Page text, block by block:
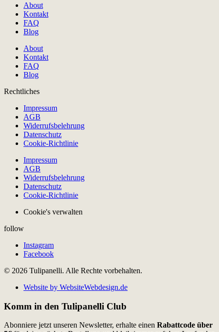
About
Kontakt
FAQ
Blog
About
Kontakt
FAQ
Blog
Rechtliches
Impressum
AGB
Widerrufsbelehrung
Datenschutz
Cookie-Richtlinie
Impressum
AGB
Widerrufsbelehrung
Datenschutz
Cookie-Richtlinie
Cookie's verwalten
follow
Instagram
Facebook
© 2026 Tulipanelli. Alle Rechte vorbehalten.
Website by WebsiteWebdesign.de
Komm in den Tulipanelli Club
Abonniere jetzt unseren Newsletter, erhalte einen Rabattcode über